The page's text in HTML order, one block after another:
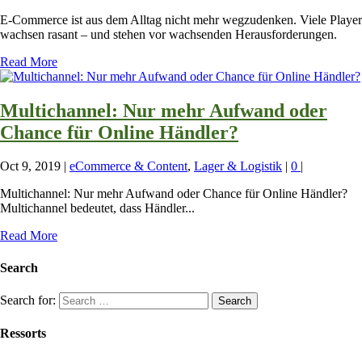
E-Commerce ist aus dem Alltag nicht mehr wegzudenken. Viele Player
wachsen rasant – und stehen vor wachsenden Herausforderungen.
Read More
Multichannel: Nur mehr Aufwand oder
Chance für Online Händler?
Oct 9, 2019 eCommerce & Content, Lager & Logistik 0
Multichannel: Nur mehr Aufwand oder Chance für Online Händler?
Multichannel bedeutet, dass Händler...
Read More
Search
Search for:
Ressorts